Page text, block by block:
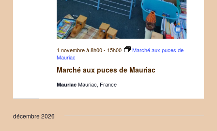
Marché aux puces de Mauriac
1 novembre à 8h00- 15h00
Marché aux puces de
Mauriac
Mauriac Mauriac, France
décembre 2026